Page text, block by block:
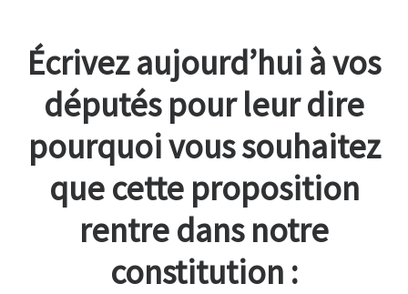
Écrivez aujourd’hui à vos
députés pour leur dire
pourquoi vous souhaitez
que cette proposition
rentre dans notre
constitution :